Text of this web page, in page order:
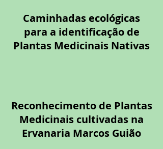
Caminhadas ecológicas
para a identificação de
Plantas Medicinais Nativas
Reconhecimento de Plantas
Medicinais cultivadas na
Ervanaria Marcos Guião